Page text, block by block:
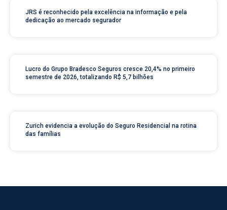
JRS é reconhecido pela excelência na informação e pela
dedicação ao mercado segurador
Lucro do Grupo Bradesco Seguros cresce 20,4% no primeiro
semestre de 2026, totalizando R$ 5,7 bilhões
Zurich evidencia a evolução do Seguro Residencial na rotina
das famílias